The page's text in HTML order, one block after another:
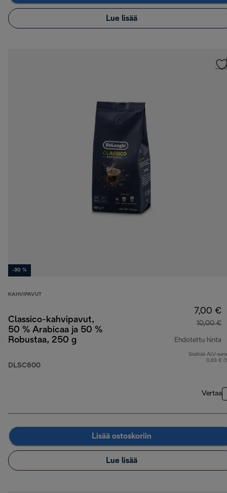
Lue lisää
-30 %
KAHVIPAVUT
Classico-kahvipavut,
50 % Arabicaa ja 50 %
Robustaa, 250 g
DLSC600
7,00 €
10,00 €
Ehdotettu hinta
Sisältää ALV-
0,83 €
Vertaa
Lisää ostoskoriin
Lue lisää